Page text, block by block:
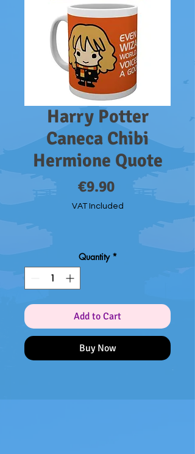
Harry Potter
Caneca Chibi
Hermione Quote
€9.90Price
VAT Included
Quantity *
Add to Cart
Buy Now